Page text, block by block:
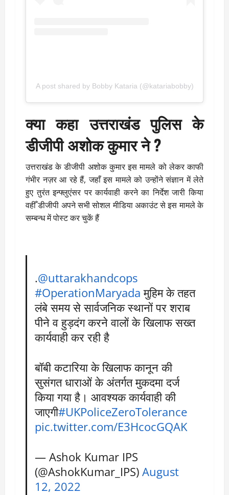
A post shared by Bobby Kataria (@katariabobby)
क्या कहा उत्तराखंड पुलिस के
डीजीपी अशोक कुमार ने ?
उत्तराखंड के डीजीपी अशोक कुमार इस मामले को लेकर काफी
गंभीर नज़र आ रहे हैं, जहाँ इस मामले को उन्होंने संज्ञान में लेते
हुए तुरंत इन्फ्लुएंसर पर कार्यवाही करने का निर्देश जारी किया
वहीँ डीजीपी अपने सभी सोशल मीडिया अकाउंट से इस मामले के
सम्बन्ध में पोस्ट कर चुकें हैं
.@uttarakhandcops
#OperationMaryadaमुहिम के तहत
लंबे समय से सार्वजनिक स्थानों पर शराब
पीने व हुड़दंग करने वालों के खिलाफ सख्त
कार्यवाही कर रही है
बॉबी कटारिया के खिलाफ कानून की
सुसंगत धाराओं के अंतर्गत मुकदमा दर्ज
किया गया है। आवश्यक कार्यवाही की
जाएगी#UKPoliceZeroTolerance
pic.twitter.com/E3HcocGQAK
— Ashok Kumar IPS
(@AshokKumar_IPS)August
12, 2022